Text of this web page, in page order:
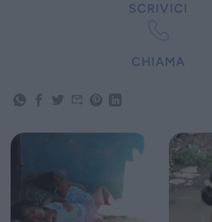
SCRIVICI
CHIAMA